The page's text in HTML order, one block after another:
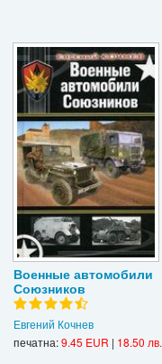
Военные автомобили
Союзников
Евгений Кочнев
печатна:9.45 EUR | 18.50 лв.